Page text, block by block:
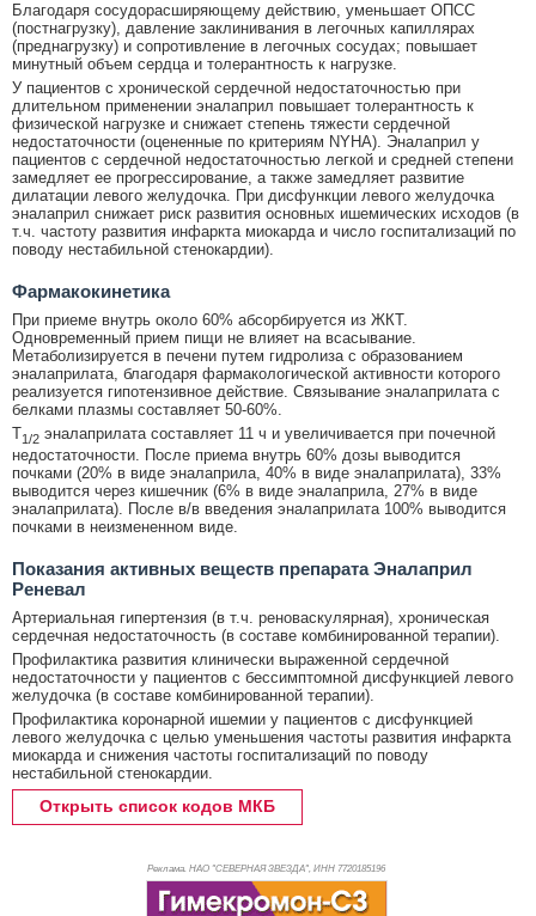
Благодаря сосудорасширяющему действию, уменьшает ОПСС
(постнагрузку), давление заклинивания в легочных капиллярах
(преднагрузку) и сопротивление в легочных сосудах; повышает
минутный объем сердца и толерантность к нагрузке.
У пациентов с хронической сердечной недостаточностью при
длительном применении эналаприл повышает толерантность к
физической нагрузке и снижает степень тяжести сердечной
недостаточности (оцененные по критериям NYHA). Эналаприл у
пациентов с сердечной недостаточностью легкой и средней степени
замедляет ее прогрессирование, а также замедляет развитие
дилатации левого желудочка. При дисфункции левого желудочка
эналаприл снижает риск развития основных ишемических исходов (в
т.ч. частоту развития инфаркта миокарда и число госпитализаций по
поводу нестабильной стенокардии).
Фармакокинетика
При приеме внутрь около 60% абсорбируется из ЖКТ.
Одновременный прием пищи не влияет на всасывание.
Метаболизируется в печени путем гидролиза с образованием
эналаприлата, благодаря фармакологической активности которого
реализуется гипотензивное действие. Связывание эналаприлата с
белками плазмы составляет 50-60%.
T1/2 эналаприлата составляет 11 ч и увеличивается при почечной
недостаточности. После приема внутрь 60% дозы выводится
почками (20% в виде эналаприла, 40% в виде эналаприлата), 33%
выводится через кишечник (6% в виде эналаприла, 27% в виде
эналаприлата). После в/в введения эналаприлата 100% выводится
почками в неизмененном виде.
Показания активных веществ препарата Эналаприл
Реневал
Артериальная гипертензия (в т.ч. реноваскулярная), хроническая
сердечная недостаточность (в составе комбинированной терапии).
Профилактика развития клинически выраженной сердечной
недостаточности у пациентов с бессимптомной дисфункцией левого
желудочка (в составе комбинированной терапии).
Профилактика коронарной ишемии у пациентов с дисфункцией
левого желудочка с целью уменьшения частоты развития инфаркта
миокарда и снижения частоты госпитализаций по поводу
нестабильной стенокардии.
Открыть список кодов МКБ
Реклама. НАО "СЕВЕРНАЯ ЗВЕЗДА", ИНН 7720185196